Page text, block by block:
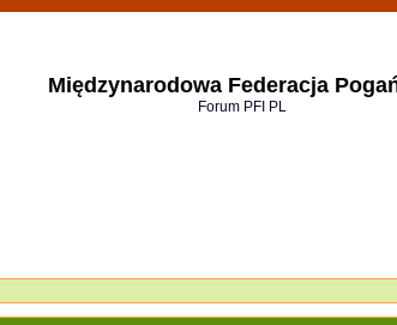
Międzynarodowa Federacja
Forum PFI PL